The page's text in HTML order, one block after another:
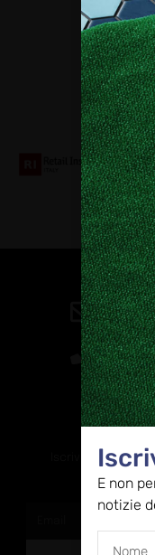
0471
Iscriviti alla
E non
notizie